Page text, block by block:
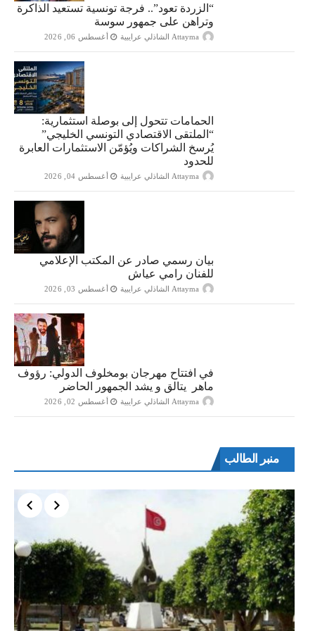
“الزردة تعود”.. فرجة تونسية تستعيد الذاكرة
وتراهن على جمهور سوسة
Attayma الشاذلي عرايبية أغسطس 06, 2026
الحمامات تتحول إلى بوصلة استثمارية:
“الملتقى الاقتصادي التونسي الخليجي”
يُرسخ الشراكات ويُؤمّن الاستثمارات العابرة
للحدود
Attayma الشاذلي عرايبية أغسطس 04, 2026
بيان رسمي صادر عن المكتب الإعلامي
للفنان رامي عياش
Attayma الشاذلي عرايبية أغسطس 03, 2026
في افتتاح مهرجان بومخلوف الدولي: رؤوف
ماهر يتالق و يشد الجمهور الحاضر
Attayma الشاذلي عرايبية أغسطس 02, 2026
منبر الطالب